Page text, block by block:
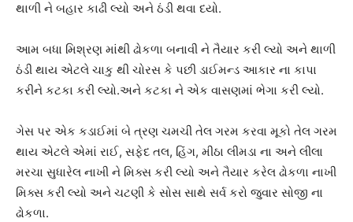
થાળી ને બહાર કાઢી લ્યો અને ઠંડી થવા દયો.
આમ બધા મિશ્રણ માંથી ઢોકળા બનાવી ને તૈયાર કરી લ્યો અને થાળી
ઠંડી થાય એટલે ચાકુ થી ચોરસ કે પછી ડાઈમન્ડ આકાર ના કાપા
કરીને કટકા કરી લ્યો.અને કટકા ને એક વાસણમાં ભેગા કરી લ્યો.
ગેસ પર એક કડાઈમાં બે ત્રણ ચમચી તેલ ગરમ કરવા મૂકો તેલ ગરમ
થાય એટલે એમાં રાઈ, સફેદ તલ, હિંગ, મીઠા લીમડા ના અને લીલા
મરચા સુધારેલ નાખી ને મિક્સ કરી લ્યો અને તૈયાર કરેલ ઢોકળા નાખી
મિક્સ કરી લ્યો અને ચટણી કે સોસ સાથે સર્વ કરો જુવાર સોજી ના
ઢોકળા.